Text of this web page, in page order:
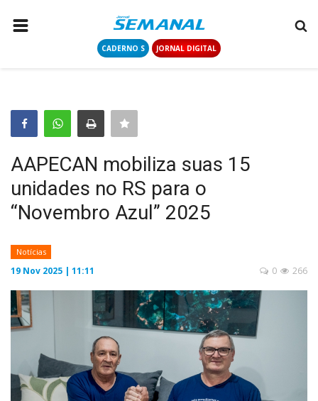
CADERNO S JORNAL DIGITAL
COLUNISTAS
CONTATO
LOGIN
CADASTRAR
AAPECAN mobiliza suas 15
unidades no RS para o
“Novembro Azul” 2025
Notícias
19 Nov 2025 | 11:11 266
0